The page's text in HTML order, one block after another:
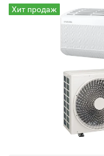
Хит продаж